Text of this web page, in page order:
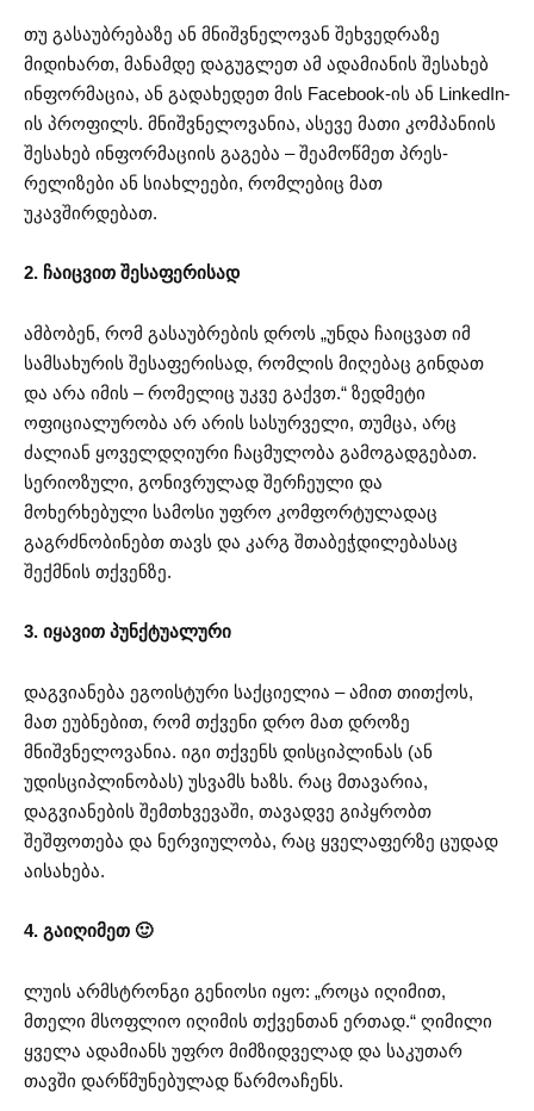
თუ გასაუბრებაზე ან მნიშვნელოვან შეხვედრაზე
მიდიხართ, მანამდე დაგუგლეთ ამ ადამიანის შესახებ
ინფორმაცია, ან გადახედეთ მის Facebook-ის ან LinkedIn-
ის პროფილს. მნიშვნელოვანია, ასევე მათი კომპანიის
შესახებ ინფორმაციის გაგება – შეამოწმეთ პრეს-
რელიზები ან სიახლეები, რომლებიც მათ
უკავშირდებათ.
2. ჩაიცვით შესაფერისად
ამბობენ, რომ გასაუბრების დროს „უნდა ჩაიცვათ იმ
სამსახურის შესაფერისად, რომლის მიღებაც გინდათ
და არა იმის – რომელიც უკვე გაქვთ.“ ზედმეტი
ოფიციალურობა არ არის სასურველი, თუმცა, არც
ძალიან ყოველდღიური ჩაცმულობა გამოგადგებათ.
სერიოზული, გონივრულად შერჩეული და
მოხერხებული სამოსი უფრო კომფორტულადაც
გაგრძნობინებთ თავს და კარგ შთაბეჭდილებასაც
შექმნის თქვენზე.
3. იყავით პუნქტუალური
დაგვიანება ეგოისტური საქციელია – ამით თითქოს,
მათ ეუბნებით, რომ თქვენი დრო მათ დროზე
მნიშვნელოვანია. იგი თქვენს დისციპლინას (ან
უდისციპლინობას) უსვამს ხაზს. რაც მთავარია,
დაგვიანების შემთხვევაში, თავადვე გიპყრობთ
შეშფოთება და ნერვიულობა, რაც ყველაფერზე ცუდად
აისახება.
4. გაიღიმეთ 🙂
ლუის არმსტრონგი გენიოსი იყო: „როცა იღიმით,
მთელი მსოფლიო იღიმის თქვენთან ერთად.“ ღიმილი
ყველა ადამიანს უფრო მიმზიდველად და საკუთარ
თავში დარწმუნებულად წარმოაჩენს.